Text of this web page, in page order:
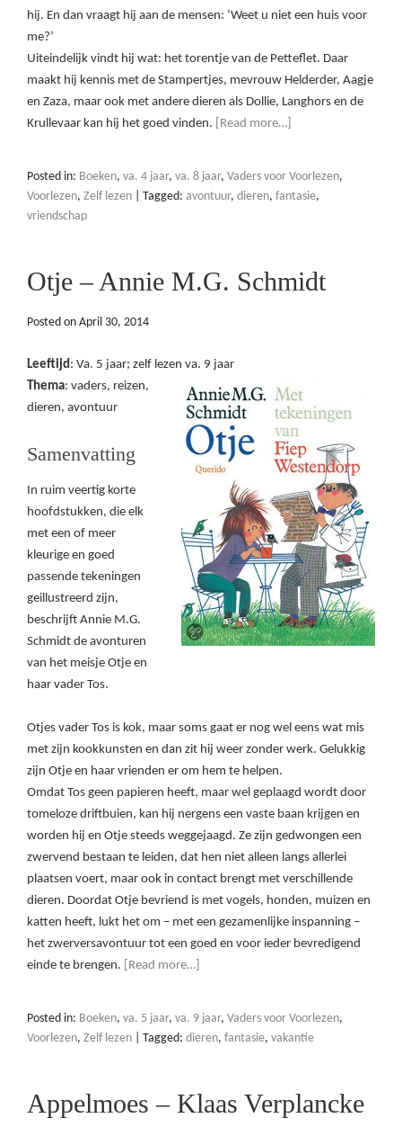
hij. En dan vraagt hij aan de mensen: ‘Weet u niet een huis voor
me?’
Uiteindelijk vindt hij wat: het torentje van de Petteflet. Daar
maakt hij kennis met de Stampertjes, mevrouw Helderder, Aagje
en Zaza, maar ook met andere dieren als Dollie, Langhors en de
Krullevaar kan hij het goed vinden.
[Read more…]
Posted in: Boeken, va. 4 jaar, va. 8 jaar, Vaders voor Voorlezen,
Voorlezen, Zelf lezen Tagged: avontuur, dieren, fantasie,
vriendschap
Otje – Annie M.G. Schmidt
Posted on April 30, 2014
Leeftijd: Va. 5 jaar; zelf lezen va. 9 jaar
Thema: vaders, reizen,
dieren, avontuur
Samenvatting
In ruim veertig korte
hoofdstukken, die elk
met een of meer
kleurige en goed
passende tekeningen
geillustreerd zijn,
beschrijft Annie M.G.
Schmidt de avonturen
van het meisje Otje en
haar vader Tos.
Otjes vader Tos is kok, maar soms gaat er nog wel eens wat mis
met zijn kookkunsten en dan zit hij weer zonder werk. Gelukkig
zijn Otje en haar vrienden er om hem te helpen.
Omdat Tos geen papieren heeft, maar wel geplaagd wordt door
tomeloze driftbuien, kan hij nergens een vaste baan krijgen en
worden hij en Otje steeds weggejaagd. Ze zijn gedwongen een
zwervend bestaan te leiden, dat hen niet alleen langs allerlei
plaatsen voert, maar ook in contact brengt met verschillende
dieren. Doordat Otje bevriend is met vogels, honden, muizen en
katten heeft, lukt het om – met een gezamenlijke inspanning –
het zwerversavontuur tot een goed en voor ieder bevredigend
einde te brengen.
[Read more…]
Posted in: Boeken, va. 5 jaar, va. 9 jaar, Vaders voor Voorlezen,
Voorlezen, Zelf lezen Tagged: dieren, fantasie, vakantie
Appelmoes – Klaas Verplancke